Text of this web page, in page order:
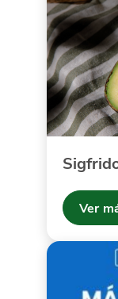
Ver